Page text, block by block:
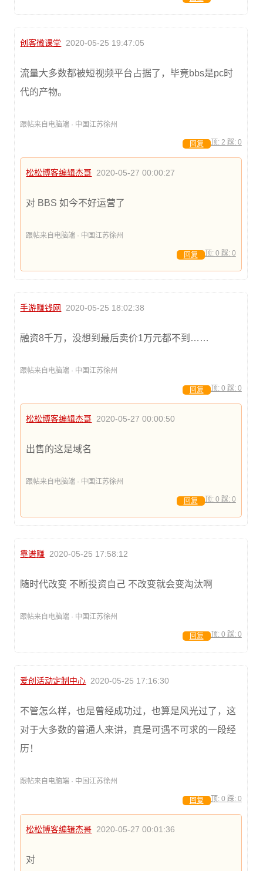
创客微课堂 2020-05-25 19:47:05
流量大多数都被短视频平台占据了，毕竟bbs是pc时
代的产物。
跟帖来自电脑端 · 中国江苏徐州
顶: 2 踩: 0
回复
松松博客编辑杰哥 2020-05-27 00:00:27
对 BBS 如今不好运营了
跟帖来自电脑端 · 中国江苏徐州
顶: 0 踩: 0
回复
手游赚钱网 2020-05-25 18:02:38
融资8千万，没想到最后卖价1万元都不到……
跟帖来自电脑端 · 中国江苏徐州
顶: 0 踩: 0
回复
松松博客编辑杰哥 2020-05-27 00:00:50
出售的这是域名
跟帖来自电脑端 · 中国江苏徐州
顶: 0 踩: 0
回复
靠谱赚 2020-05-25 17:58:12
随时代改变 不断投资自己 不改变就会变淘汰啊
跟帖来自电脑端 · 中国江苏徐州
顶: 0 踩: 0
回复
爱创活动定制中心 2020-05-25 17:16:30
不管怎么样，也是曾经成功过，也算是风光过了，这
对于大多数的普通人来讲，真是可遇不可求的一段经
历！
跟帖来自电脑端 · 中国江苏徐州
顶: 0 踩: 0
回复
松松博客编辑杰哥 2020-05-27 00:01:36
对